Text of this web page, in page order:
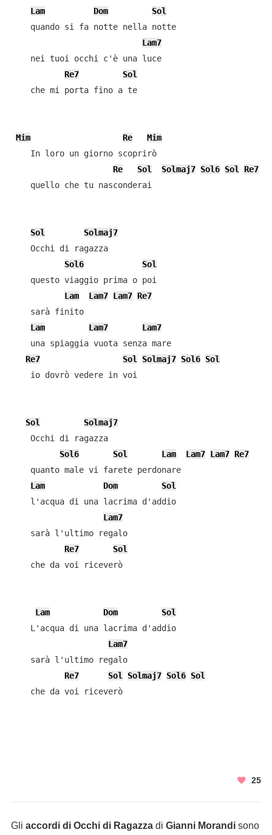
Lam Dom
Sol
    quando si fa notte nella notte
Lam7
    nei tuoi occhi c'è una luce
Re7
Sol
    che mi porta fino a te
Mim Re
Mim
    In loro un giorno scoprirò
Re
Sol Solmaj7 Sol6 Sol
Re7
    quello che tu nasconderai
Sol
Solmaj7
    Occhi di ragazza
Sol6
Sol
    questo viaggio prima o poi
Lam
Lam7 Lam7 Re7
    sarà finito
Lam
Lam7
Lam7
    una spiaggia vuota senza mare
Re7
Sol Solmaj7 Sol6 Sol
    io dovrò vedere in voi
Sol
Solmaj7
    Occhi di ragazza
Sol6
Sol Lam Lam7 Lam7 Re7
    quanto male vi farete perdonare
Lam
Dom
Sol
    l'acqua di una lacrima d'addio
Lam7
    sarà l'ultimo regalo
Re7
Sol
    che da voi riceverò
Lam Dom
Sol
    L'acqua di una lacrima d'addio
Lam7
    sarà l'ultimo regalo
Re7
Sol Solmaj7 Sol6 Sol
    che da voi riceverò
25
Gli accordi di Occhi di Ragazzadi Gianni Morandisono